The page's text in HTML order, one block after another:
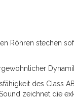
Röhren stechen
des Class
zeichnet die